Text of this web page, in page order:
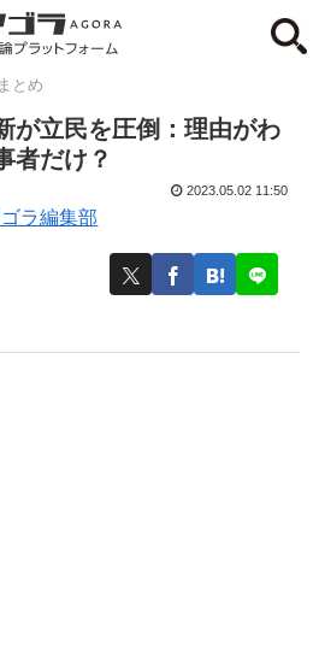
とめ
が立民を圧倒：理由がわ
者だけ？
ラ編集部
2023.05.02 11:50